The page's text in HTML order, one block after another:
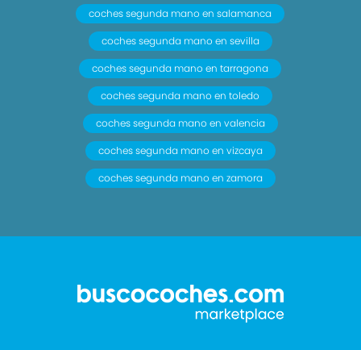
coches segunda mano en salamanca
coches segunda mano en sevilla
coches segunda mano en tarragona
coches segunda mano en toledo
coches segunda mano en valencia
coches segunda mano en vizcaya
coches segunda mano en zamora